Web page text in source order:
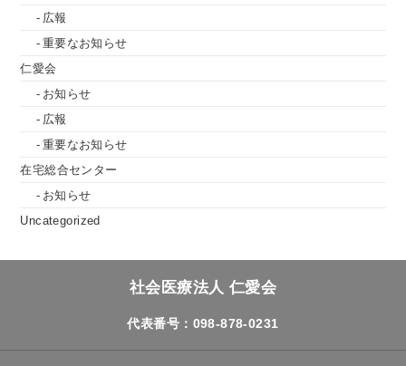
広報
重要なお知らせ
仁愛会
お知らせ
広報
重要なお知らせ
在宅総合センター
お知らせ
Uncategorized
社会医療法人 仁愛会
代表番号：098-878-0231